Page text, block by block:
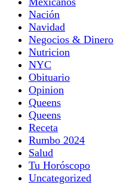
Nación
Navidad
Negocios & Dinero
Nutricion
NYC
Obituario
Opinion
Queens
Queens
Receta
Rumbo 2024
Salud
Tu Horóscopo
Uncategorized